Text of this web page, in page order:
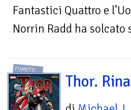
Fantastici Quattro e
Norrin Radd ha solcato
FUMETTI
Thor.